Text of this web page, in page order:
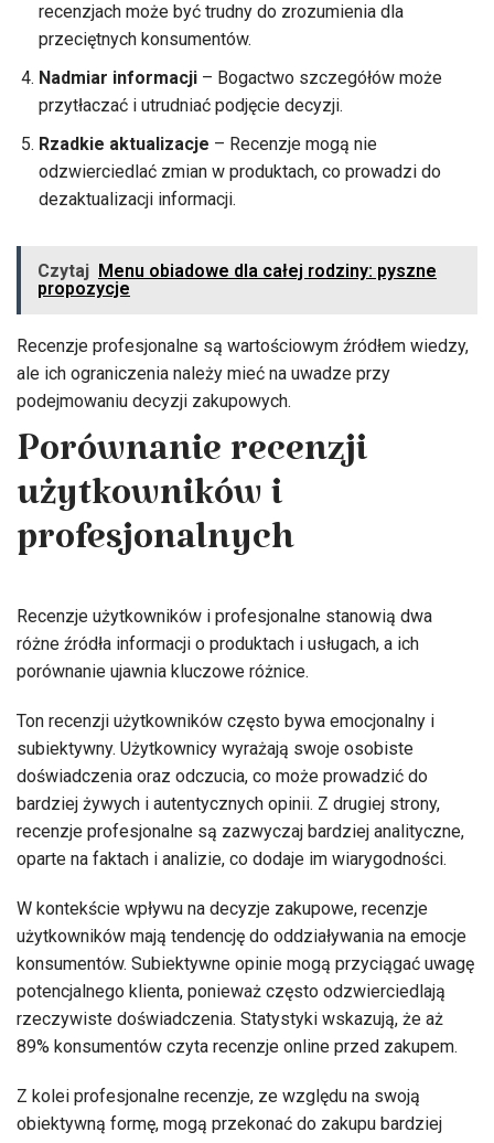
recenzjach może być trudny do zrozumienia dla
przeciętnych konsumentów.
Nadmiar informacji – Bogactwo szczegółów może
przytłaczać i utrudniać podjęcie decyzji.
Rzadkie aktualizacje – Recenzje mogą nie
odzwierciedlać zmian w produktach, co prowadzi do
dezaktualizacji informacji.
Czytaj Menu obiadowe dla całej rodziny: pyszne
propozycje
Recenzje profesjonalne są wartościowym źródłem wiedzy,
ale ich ograniczenia należy mieć na uwadze przy
podejmowaniu decyzji zakupowych.
Porównanie recenzji
użytkowników i
profesjonalnych
Recenzje użytkowników i profesjonalne stanowią dwa
różne źródła informacji o produktach i usługach, a ich
porównanie ujawnia kluczowe różnice.
Ton recenzji użytkowników często bywa emocjonalny i
subiektywny. Użytkownicy wyrażają swoje osobiste
doświadczenia oraz odczucia, co może prowadzić do
bardziej żywych i autentycznych opinii. Z drugiej strony,
recenzje profesjonalne są zazwyczaj bardziej analityczne,
oparte na faktach i analizie, co dodaje im wiarygodności.
W kontekście wpływu na decyzje zakupowe, recenzje
użytkowników mają tendencję do oddziaływania na emocje
konsumentów. Subiektywne opinie mogą przyciągać uwagę
potencjalnego klienta, ponieważ często odzwierciedlają
rzeczywiste doświadczenia. Statystyki wskazują, że aż
89% konsumentów czyta recenzje online przed zakupem.
Z kolei profesjonalne recenzje, ze względu na swoją
obiektywną formę, mogą przekonać do zakupu bardziej